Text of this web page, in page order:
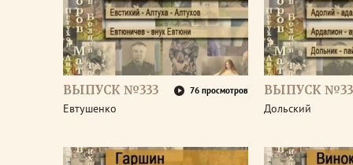
ВЫПУСК №333 76 просмотров
Евтушенко
ВЫПУСК
Дольский